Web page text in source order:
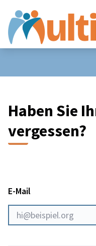
Haben Sie
vergessen?
E-Mail